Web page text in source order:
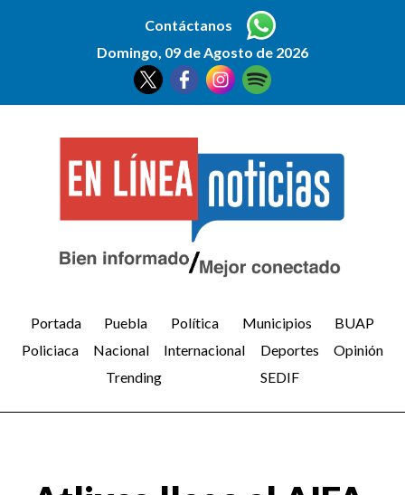
Contáctanos
Domingo, 09 de Agosto de 2026
Portada Puebla Política Municipios
BUAP
Policiaca
Nacional Internacional Deportes
Opinión
Trending
SEDIF